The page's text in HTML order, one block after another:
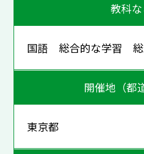
教科
国語 総合的な学習
開催地（都
東京都